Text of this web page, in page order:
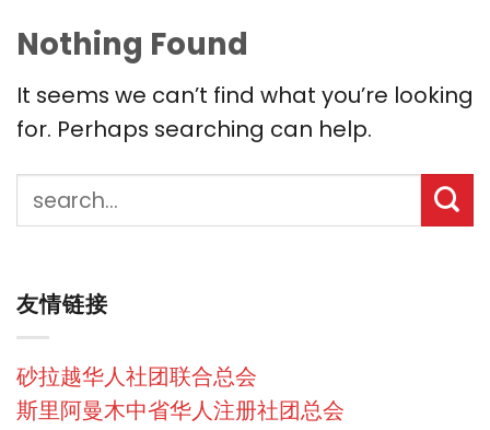
Nothing Found
It seems we can’t find what you’re looking
for. Perhaps searching can help.
友情链接
砂拉越华人社团联合总会
斯里阿曼木中省华人注册社团总会